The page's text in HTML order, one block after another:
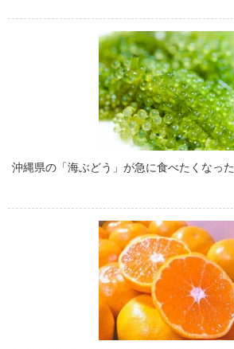
沖縄県の「海ぶどう」が急に食べたくなった